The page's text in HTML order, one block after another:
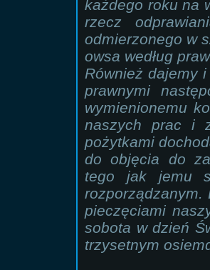
każdego roku na
rzecz
odmierzonego w
owsa według
Również dajemy
prawnymi
wymienionemu
naszych prac i
pożytkami
do objęcia do
tego jak jemu
rozporządzanym.
pieczęciami
sobota w dzień
trzysetnym